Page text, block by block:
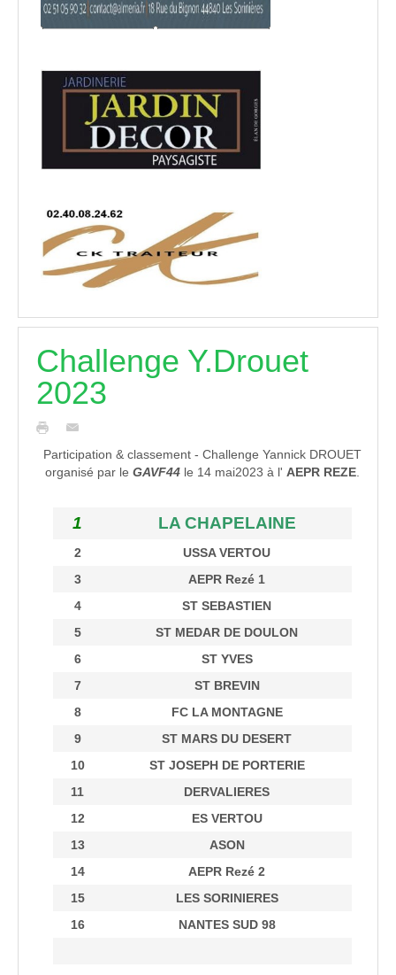
Challenge Y.Drouet
2023
Participation & classement - Challenge Yannick DROUET
organisé par le GAVF44 le 14 mai2023 à l' AEPR REZE
1 LA CHAPELAINE
2
USSA VERTOU
3
AEPR Rezé 1
4
ST SEBASTIEN
5
ST MEDAR DE DOULON
6
ST YVES
7
ST BREVIN
8
FC LA MONTAGNE
9
ST MARS DU DESERT
10
ST JOSEPH DE PORTERIE
11
DERVALIERES
12
ES VERTOU
13
ASON
14
AEPR Rezé 2
15
LES SORINIERES
16
NANTES SUD 98